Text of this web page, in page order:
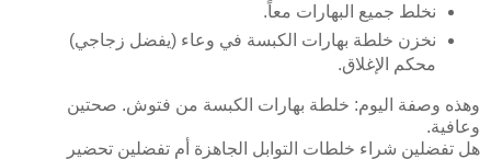
نخلط جميع البهارات معاً.
نخزن خلطة بهارات الكبسة في وعاء (يفضل زجاجي)
محكم الإغلاق.
وهذه وصفة اليوم: خلطة بهارات الكبسة من فتوش. صحتين
وعافية.
هل تفضلين شراء خلطات التوابل الجاهزة أم تفضلين تحضير